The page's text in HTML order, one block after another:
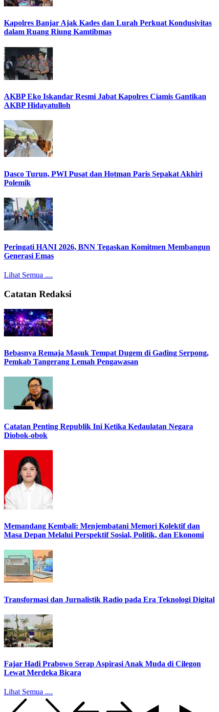
Kapolres Banjar Ajak Kades dan Lurah Perkuat Kondusivitas
dalam Ruang Riung Kamtibmas
AKBP Eko Iskandar Resmi Jabat Kapolres Ciamis Gantikan
AKBP Hidayatulloh
Dasco Turun, PWI Pusat dan Hotman Paris Sepakat Akhiri
Polemik
Peringati HANI 2026, BNN Tegaskan Komitmen Membangun
Generasi Emas
Lihat Semua ....
Catatan Redaksi
Bebasnya Remaja Masuk Tempat Dugem di Gading Serpong,
Pemkab Tangerang Lemah Pengawasan
Catatan Penting Republik Ini Ketika Kedaulatan Negara
Diobok-obok
Memandang Kembali: Menjembatani Memori Kolektif dan
Masa Depan Melalui Perspektif Sosial, Politik, dan Ekonomi
Transformasi dan Jurnalistik Radio pada Era Teknologi Digital
Fajar Hadi Prabowo Serap Aspirasi Anak Muda di Cilegon
Lewat Merdeka Bicara
Lihat Semua ....